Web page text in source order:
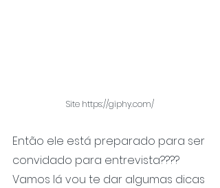
Site https://giphy.com/
Então ele está preparado para ser
convidado para entrevista????
Vamos lá vou te dar algumas dicas